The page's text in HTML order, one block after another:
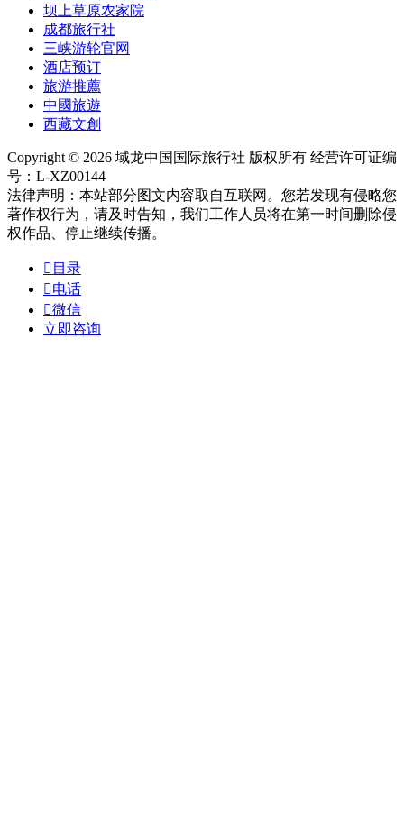
坝上草原农家院
成都旅行社
三峡游轮官网
酒店预订
旅游推薦
中國旅遊
西藏文創
Copyright © 2026 域龙中国国际旅行社 版权所有 经营许可证编
号：L-XZ00144
法律声明：本站部分图文内容取自互联网。您若发现有侵略您
著作权行为，请及时告知，我们工作人员将在第一时间删除侵
权作品、停止继续传播。
 目录
电话
微信
立即咨询